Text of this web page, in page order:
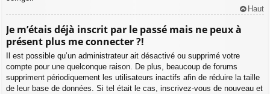
Haut
Je m’étais déjà inscrit par le passé mais ne peux à
présent plus me connecter ?!
Il est possible qu’un administrateur ait désactivé ou supprimé votre
compte pour une quelconque raison. De plus, beaucoup de forums
suppriment périodiquement les utilisateurs inactifs afin de réduire la taille
de leur base de données. Si tel était le cas, inscrivez-vous de nouveau et